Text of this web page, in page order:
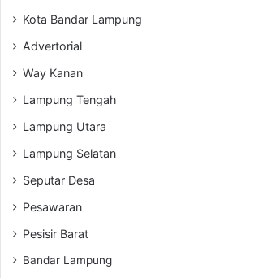
Kota Bandar Lampung
Advertorial
Way Kanan
Lampung Tengah
Lampung Utara
Lampung Selatan
Seputar Desa
Pesawaran
Pesisir Barat
Bandar Lampung